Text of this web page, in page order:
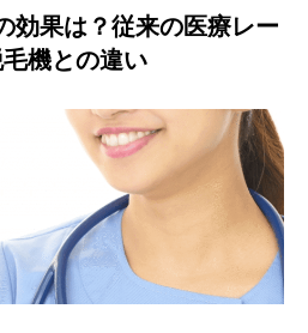
効果は？従来の医療レー
機との違い